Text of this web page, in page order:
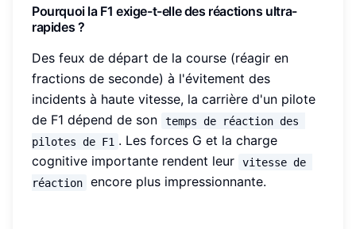
Pourquoi la F1 exige-t-elle des réactions ultra-
rapides ?
Des feux de départ de la course (réagir en
fractions de seconde) à l'évitement des
incidents à haute vitesse, la carrière d'un pilote
de F1 dépend de son
temps de réaction des
pilotes de F1 . Les forces G et la charge
cognitive importante rendent leur
vitesse de
réaction
encore plus impressionnante.